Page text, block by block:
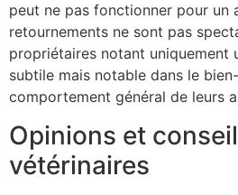
peut ne pas fonctionner pour un
retournements ne sont pas
propriétaires notant uniquement
subtile mais notable dans le
comportement général de leurs
Opinions et
vétérinaires